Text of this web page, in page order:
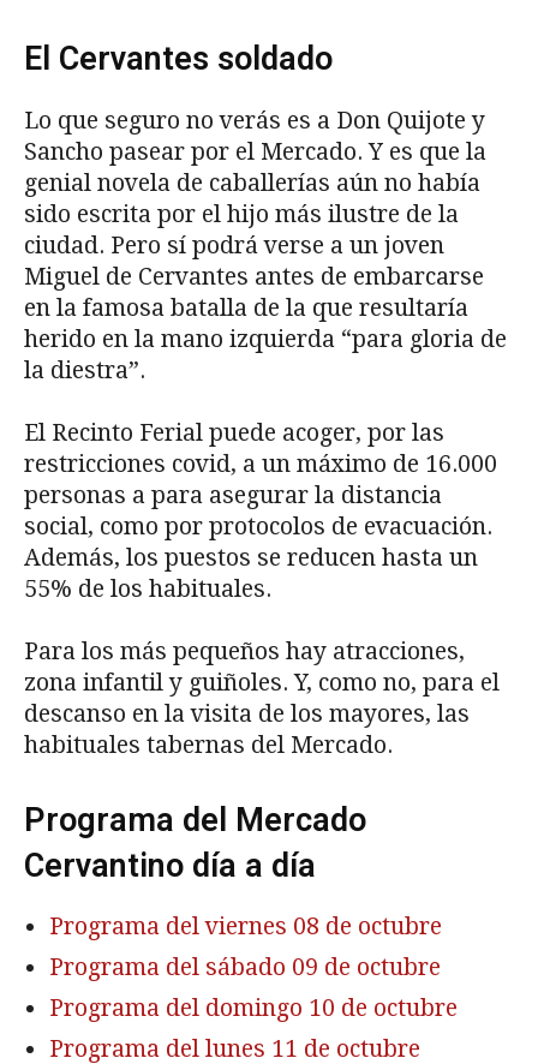
El Cervantes soldado
Lo que seguro no verás es a Don Quijote y
Sancho pasear por el Mercado. Y es que la
genial novela de caballerías aún no había
sido escrita por el hijo más ilustre de la
ciudad. Pero sí podrá verse a un joven
Miguel de Cervantes antes de embarcarse
en la famosa batalla de la que resultaría
herido en la mano izquierda “para gloria de
la diestra”.
El Recinto Ferial puede acoger, por las
restricciones covid, a un máximo de 16.000
personas a para asegurar la distancia
social, como por protocolos de evacuación.
Además, los puestos se reducen hasta un
55% de los habituales.
Para los más pequeños hay atracciones,
zona infantil y guiñoles. Y, como no, para el
descanso en la visita de los mayores, las
habituales tabernas del Mercado.
Programa del Mercado
Cervantino día a día
Programa del viernes 08 de octubre
Programa del sábado 09 de octubre
Programa del domingo 10 de octubre
Programa del lunes 11 de octubre